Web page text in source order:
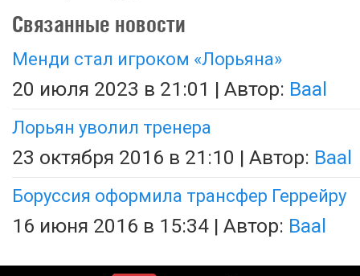
Связанные новости
Менди стал игроком «Лорьяна»
20 июля 2023 в 21:01 | Автор: Baal
Лорьян уволил тренера
23 октября 2016 в 21:10 | Автор: Baal
Боруссия оформила трансфер Геррейру
16 июня 2016 в 15:34 | Автор: Baal